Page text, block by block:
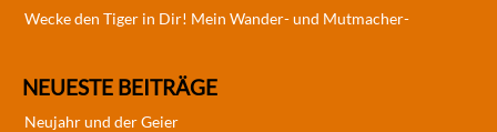
Wecke den Tiger in Dir! Mein Wander- und Mutmacher-
NEUESTE BEITRÄGE
Neujahr und der Geier